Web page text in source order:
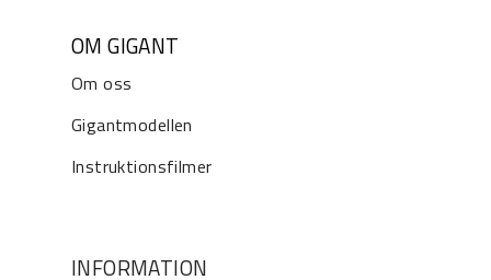
OM GIGANT
Om oss
Gigantmodellen
Instruktionsfilmer
INFORMATION